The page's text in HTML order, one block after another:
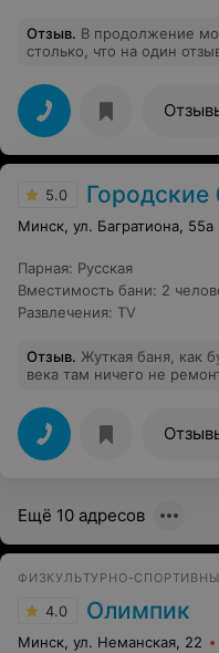
Отзыв. В продолжение
столько, что на один отзыв
неудобно И приятный
большой металлический
туш животных
5.0 Городские
Минск, ул. Багратиона, 55а
Парная: Русская
Вместимость бани: 2
Развлечения: TV
Отзыв. Жуткая баня, как
века там ничего не
для такого "сервиса" не
эту баню ни ногой и
Ещё 10 адресов
ФИЗКУЛЬТУРНО-
4.0 Олимпик
Минск, ул. Неманская, 22